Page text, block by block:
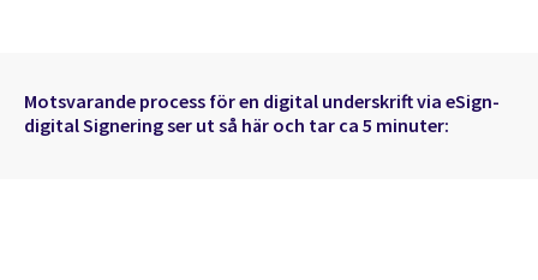
Motsvarande process för en digital underskrift via eSign-
digital Signering ser ut så här och tar ca 5 minuter: